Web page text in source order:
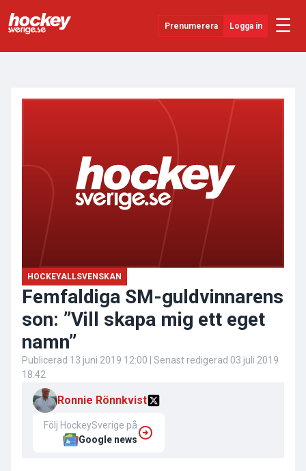
Prenumerera Logga in ☰
HOCKEYALLSVENSKAN
Femfaldiga SM-guldvinnarens
son: ”Vill skapa mig ett eget
namn”
Publicerad 13 juni 2019 12:00 | Senast redigerad 03 juli 2019
18:42
Ronnie Rönnkvist
Följ HockeySverige på
Google news